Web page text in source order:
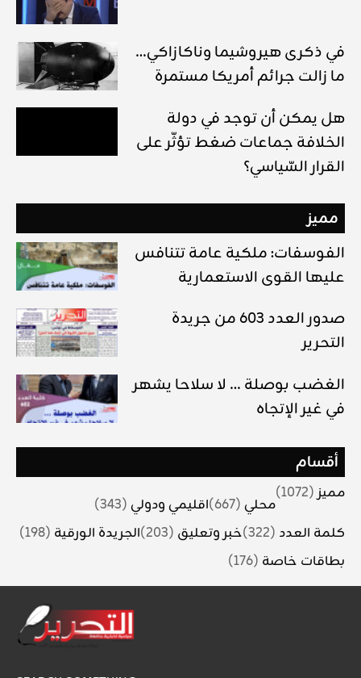
في ذكرى هيروشيما وناكازاكي…
ما زالت جرائم أمريكا مستمرة
هل يمكن أن توجد في دولة
الخلافة جماعات ضغط تؤثّر على
القرار السّياسي؟
مميز
الفوسفات: ملكية عامة تتنافس
عليها القوى الاستعمارية
صدور العدد 603 من جريدة
التحرير
الغضب بوصلة … لا سلاحا يشهر
في غير الإتجاه
أقسام
مميز(1072)
محلي (667) اقليمي ودولي (343)
كلمة العدد (322) خبر وتعليق (203) الجريدة الورقية (198)
بطاقات خاصة (176)